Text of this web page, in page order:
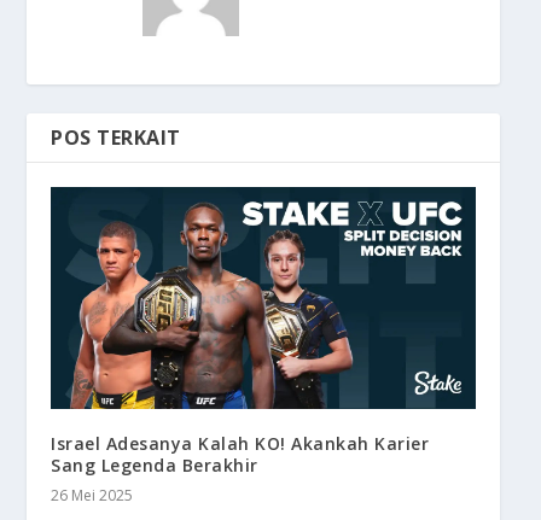
POS TERKAIT
Israel Adesanya Kalah KO! Akankah Karier
Sang Legenda Berakhir
26 Mei 2025